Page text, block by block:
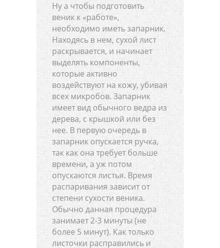
Ну а чтобы подготовить
веник к «работе»,
необходимо иметь запарник.
Находясь в нем, сухой лист
раскрывается, и начинает
выделять компоненты,
которые активно
воздействуют на кожу, убивая
всех микробов. Запарник
имеет вид обычного ведра из
дерева, с крышкой или без
нее. В первую очередь в
запарник опускается ручка,
так как она требует больше
времени, а уж потом
опускаются листья. Время
распаривания зависит от
степени сухости веника.
Обычно данная процедура
занимает 2-3 минуты (не
более 5 минут). Как только
листочки расправились и